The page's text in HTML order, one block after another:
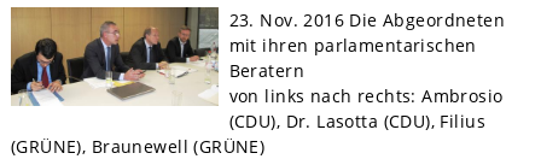
23. Nov. 2016 Die Abgeordneten
mit ihren parlamentarischen
Beratern
von links nach rechts: Ambrosio
(CDU), Dr. Lasotta (CDU), Filius
(GRÜNE), Braunewell (GRÜNE)